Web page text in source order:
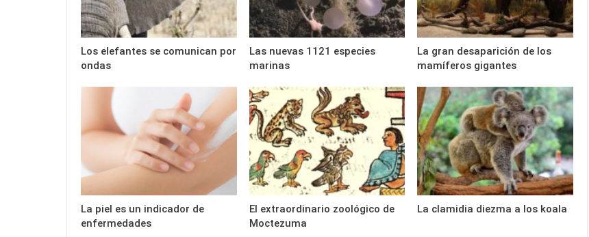
Los elefantes se comunican por
ondas
Las nuevas 1121 especies
marinas
La gran desaparición de los
mamíferos gigantes
La piel es un indicador de
enfermedades
El extraordinario zoológico de
Moctezuma
La clamidia diezma a los koala